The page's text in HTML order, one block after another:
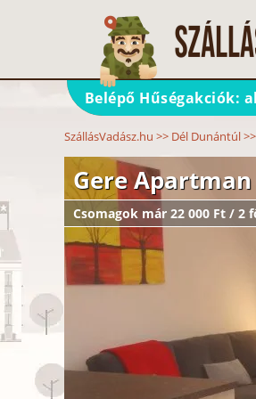
Belépő Hűségakciók:
SzállásVadász.hu >> Dél Dunántúl>>
Gere
Csomagok már 22 000 Ft / 2